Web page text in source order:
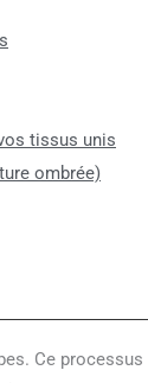
tissus unis
ombrée)
Ce